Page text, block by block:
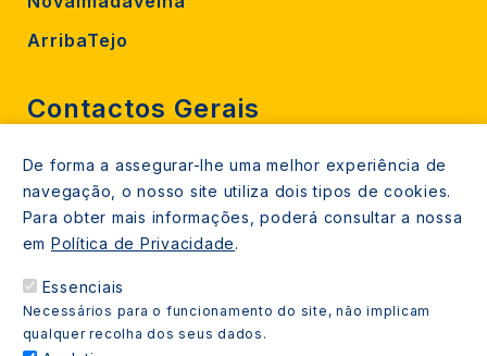
ArribaTejo
Contactos Gerais
212 724 000
800206770 (gratuito rede fixa)
Contacte-nos
Espaços de atendimento
Livro Amarelo
De forma a assegurar-lhe uma melhor experiência de
navegação, o nosso site utiliza dois tipos de cookies.
Para obter mais informações, poderá consultar a nossa
em Política de Privacidade.
Essenciais
Necessários para o funcionamento do site, não implicam
qualquer recolha dos seus dados.